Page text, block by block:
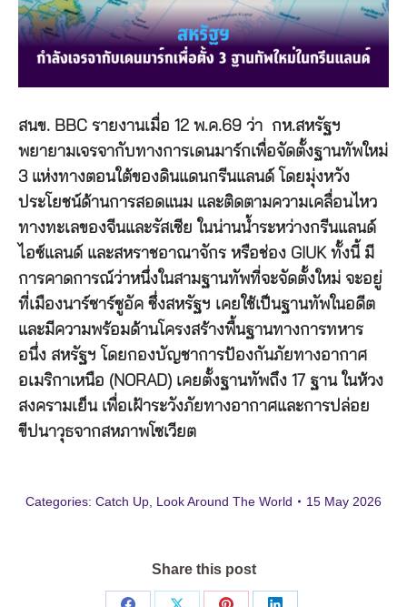
สนข. BBC รายงานเมื่อ 12 พ.ค.69 ว่า กห.สหรัฐฯ
พยายามเจรจากับทางการเดนมาร์กเพื่อจัดตั้งฐานทัพใหม่
3 แห่งทางตอนใต้ของดินแดนกรีนแลนด์ โดยมุ่งหวัง
ประโยชน์ด้านการสอดแนม และติดตามความเคลื่อนไหว
ทางทะเลของจีนและรัสเซีย ในน่านน้ำระหว่างกรีนแลนด์
ไอซ์แลนด์ และสหราชอาณาจักร หรือช่อง GIUK ทั้งนี้ มี
การคาดการณ์ว่าหนึ่งในสามฐานทัพที่จะจัดตั้งใหม่ จะอยู่
ที่เมืองนาร์ซาร์ซูอัค ซึ่งสหรัฐฯ เคยใช้เป็นฐานทัพในอดีต
และมีความพร้อมด้านโครงสร้างพื้นฐานทางการทหาร
อนึ่ง สหรัฐฯ โดยกองบัญชาการป้องกันภัยทางอากาศ
อเมริกาเหนือ (NORAD) เคยตั้งฐานทัพถึง 17 ฐาน ในห้วง
สงครามเย็น เพื่อเฝ้าระวังภัยทางอากาศและการปล่อย
ขีปนาวุธจากสหภาพโซเวียต
Categories: Catch Up Look Around The World 15 May 2026
Share this post